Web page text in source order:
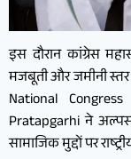
इस दौरान कांग्रेस
मजबूती और जमीनी स्तर
National
Pratapgarhi ने
सामाजिक मुद्दों पर